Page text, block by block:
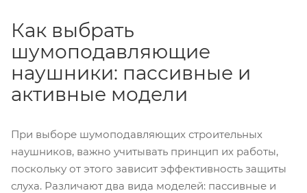
Как выбрать
шумоподавляющие
наушники: пассивные и
активные модели
При выборе шумоподавляющих строительных
наушников, важно учитывать принцип их работы,
поскольку от этого зависит эффективность защиты
слуха. Различают два вида моделей: пассивные и